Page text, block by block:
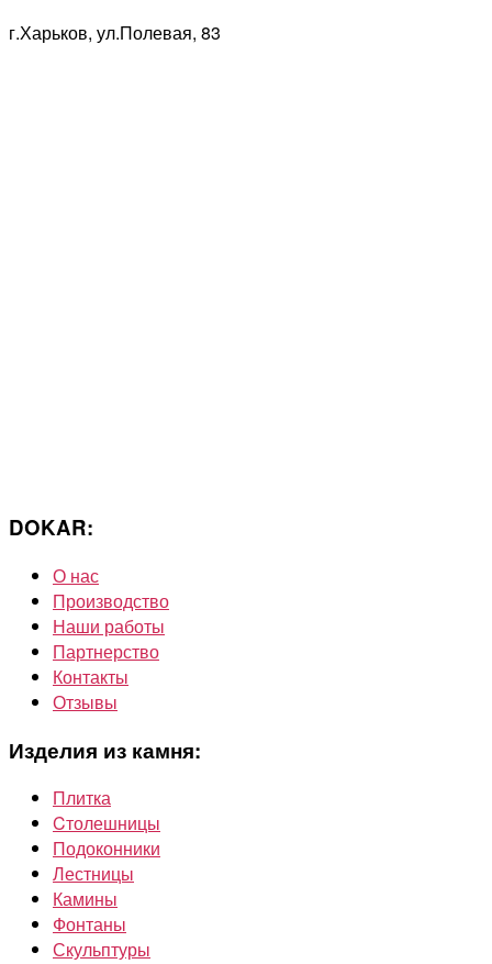
г.Харьков, ул.Полевая, 83
DOKAR:
О нас
Производство
Наши работы
Партнерство
Контакты
Отзывы
Изделия из камня:
Плитка
Cтолешницы
Подоконники
Лестницы
Камины
Фонтаны
Скульптуры